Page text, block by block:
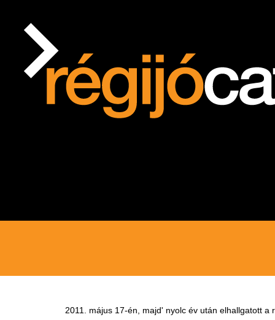
2011. május 17-én, majd' nyolc év után elhallgatott